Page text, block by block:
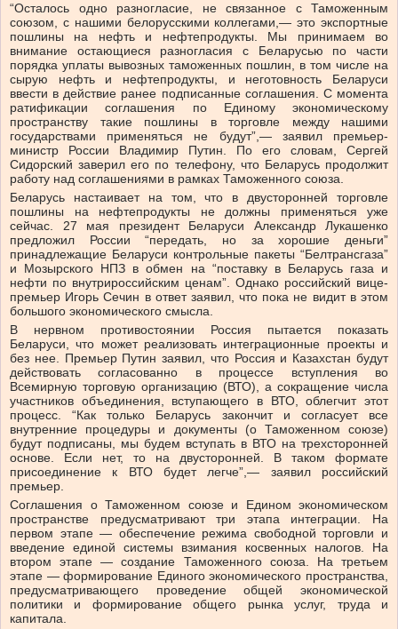
“Осталось одно разногласие, не связанное с Таможенным
союзом, с нашими белорусскими коллегами,— это экспортные
пошлины на нефть и нефтепродукты. Мы принимаем во
внимание остающиеся разногласия с Беларусью по части
порядка уплаты вывозных таможенных пошлин, в том числе на
сырую нефть и нефтепродукты, и неготовность Беларуси
ввести в действие ранее подписанные соглашения. С момента
ратификации соглашения по Единому экономическому
пространству такие пошлины в торговле между нашими
государствами применяться не будут”,— заявил премьер-
министр России Владимир Путин. По его словам, Сергей
Сидорский заверил его по телефону, что Беларусь продолжит
работу над соглашениями в рамках Таможенного союза.
Беларусь настаивает на том, что в двусторонней торговле
пошлины на нефтепродукты не должны применяться уже
сейчас. 27 мая президент Беларуси Александр Лукашенко
предложил России “передать, но за хорошие деньги”
принадлежащие Беларуси контрольные пакеты “Белтрансгаза”
и Мозырского НПЗ в обмен на “поставку в Беларусь газа и
нефти по внутрироссийским ценам”. Однако российский вице-
премьер Игорь Сечин в ответ заявил, что пока не видит в этом
большого экономического смысла.
В нервном противостоянии Россия пытается показать
Беларуси, что может реализовать интеграционные проекты и
без нее. Премьер Путин заявил, что Россия и Казахстан будут
действовать согласованно в процессе вступления во
Всемирную торговую организацию (ВТО), а сокращение числа
участников объединения, вступающего в ВТО, облегчит этот
процесс. “Как только Беларусь закончит и согласует все
внутренние процедуры и документы (о Таможенном союзе)
будут подписаны, мы будем вступать в ВТО на трехсторонней
основе. Если нет, то на двусторонней. В таком формате
присоединение к ВТО будет легче”,— заявил российский
премьер.
Соглашения о Таможенном союзе и Едином экономическом
пространстве предусматривают три этапа интеграции. На
первом этапе — обеспечение режима свободной торговли и
введение единой системы взимания косвенных налогов. На
втором этапе — создание Таможенного союза. На третьем
этапе — формирование Единого экономического пространства,
предусматривающего проведение общей экономической
политики и формирование общего рынка услуг, труда и
капитала.